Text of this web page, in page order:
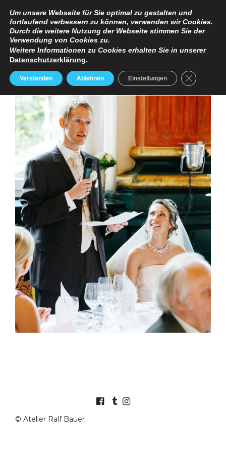
© Atelier Ralf Bauer
Um unsere Webseite für Sie optimal zu gestalten und
fortlaufend verbessern zu können, verwenden wir Cookies.
Durch die weitere Nutzung der Webseite stimmen Sie der
Verwendung von Cookies zu.
Weitere Informationen zu Cookies erhalten Sie in unserer
Datenschutzerklärung.
Verstanden Ablehnen Einstellungen GDPR